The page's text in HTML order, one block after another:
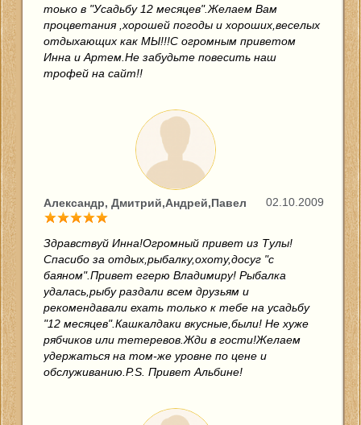
тоько в "Усадьбу 12 месяцев".Желаем Вам
процветания ,хорошей погоды и хороших,веселых
отдыхающих как МЫ!!!С огромным приветом
Инна и Артем.Не забудьте повесить наш
трофей на сайт!!
02.10.2009
Александр, Дмитрий,Андрей,Павел
Здравствуй Инна!Огромный привет из Тулы!
Спасибо за отдых,рыбалку,охоту,досуг "с
баяном".Привет егерю Владимиру! Рыбалка
удалась,рыбу раздали всем друзьям и
рекомендавали ехать только к тебе на усадьбу
"12 месяцев".Кашкалдаки вкусные,были! Не хуже
рябчиков или тетеревов.Жди в гости!Желаем
удержаться на том-же уровне по цене и
обслуживанию.P.S. Привет Альбине!